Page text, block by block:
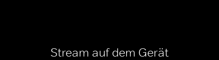
Stream auf dem Gerät